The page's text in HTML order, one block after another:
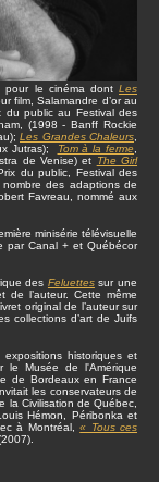
pour le cinéma dont Les
film, Salamandre d’or au
du public au Festival des
(1998 - Banff Rockie
Les Grandes Chaleurs
Jutras);
Tom à la ferme
de Venise) et The Girl
du public, Festival des
des adaptions de
Favreau, nommé aux
minisérie télévisuelle
par Canal + et Québécor
des Feluettessur une
de l’auteur. Cette même
original de l’auteur sur
collections d’art de Juifs
historiques et
le Musée de l'Amérique
de Bordeaux en France
les conservateurs de
la Civilisation de Québec,
Hémon, Péribonka et
à Montréal,« Tous ces